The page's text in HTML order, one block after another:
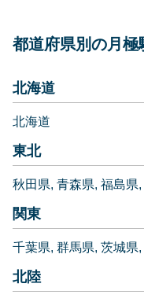
都道府県別の月極
北海道
北海道
東北
秋田県 青森県 福島県
関東
千葉県 群馬県 茨城県
北陸